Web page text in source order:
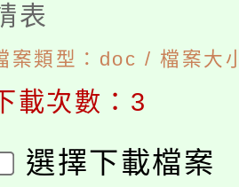
表
案類型：doc / 檔案大
載次數：3
選擇下載檔案